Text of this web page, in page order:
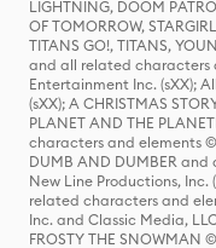
LIGHTNING, DOOM
OF TOMORROW,
TITANS GO!, TITANS,
and all related characters
Entertainment Inc. (sXX);
(sXX); A CHRISTMAS
PLANET AND THE
characters and elements ©
DUMB AND DUMBER
New Line Productions, Inc.
related characters and
Inc. and Classic Media,
FROSTY THE SNOWMAN